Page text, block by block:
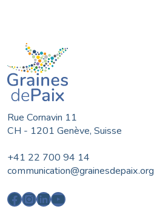
Rue Cornavin 11
CH - 1201 Genève, Suisse
+41 22 700 94 14
communication@grainesdepaix.org
Facebook
Instagram
LinkedIn
YouTube